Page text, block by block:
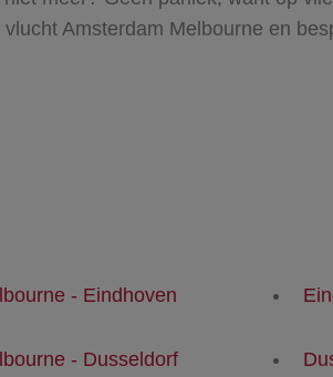
Amsterdam Melbourne en
- Eindhoven
- Dusseldorf